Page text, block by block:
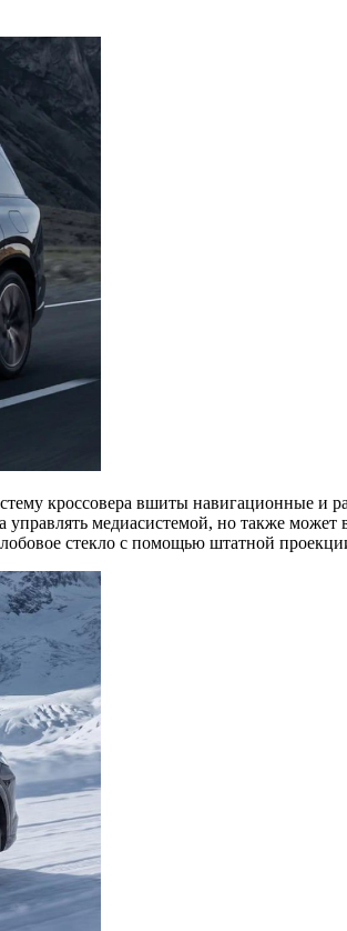
кроссовера вшиты навигационные и
медиасистемой, но также может
стекло с помощью штатной